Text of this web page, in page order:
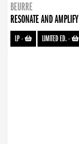
BEURRE
RESONATE AND AMPLIFY
LP- LIMITED ED.-